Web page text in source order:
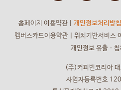
홈페이지 이용약관ㅣ 개인정보처리방침
멤버스카드이용약관
위치기반서비스
개인정보 유출ㆍ
(주)커피빈코리아
사업자등록번호